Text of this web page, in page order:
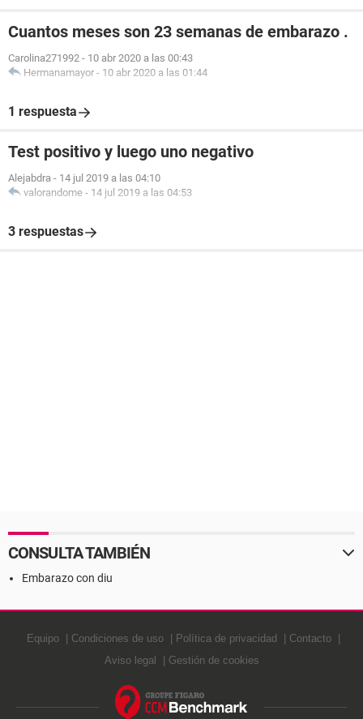
Cuantos meses son 23 semanas de embarazo .
Carolina271992 - 10 abr 2020 a las 00:43
Hermanamayor - 10 abr 2020 a las 01:44
1 respuesta
Test positivo y luego uno negativo
Alejabdra - 14 jul 2019 a las 04:10
valorandome - 14 jul 2019 a las 04:53
3 respuestas
CONSULTA TAMBIÉN
Embarazo con diu
Equipo Condiciones de uso Política de privacidad
Contacto
Aviso legal
Gestión de cookies